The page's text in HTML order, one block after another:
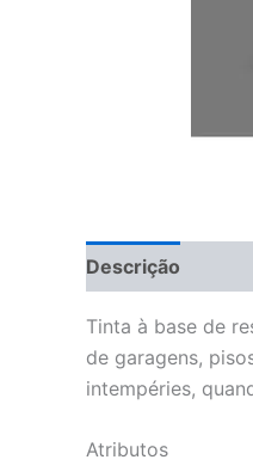
Descrição
Tinta à base de
de garagens,
intempéries,
Atributos